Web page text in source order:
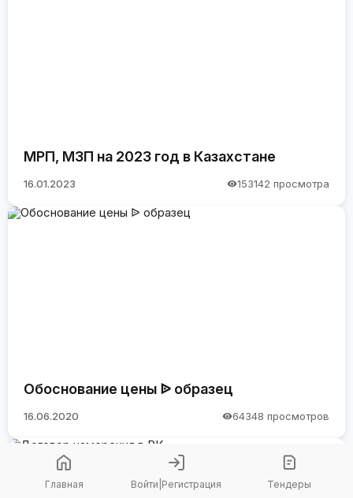
Главная Войти Регистрация Тендеры
МРП, МЗП на 2023 год в Казахстане
16.01.2023 153142 просмотра
Обоснование цены ᐉ образец
16.06.2020 64348 просмотров